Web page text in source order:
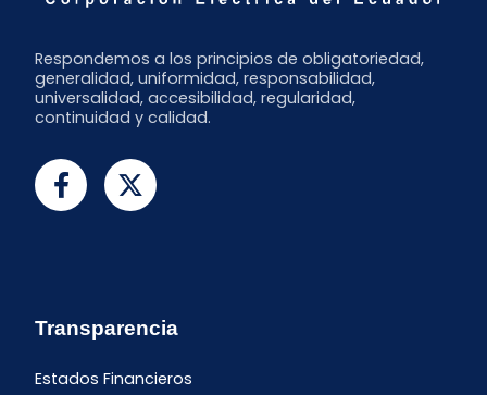
Respondemos a los principios de obligatoriedad,
generalidad, uniformidad, responsabilidad,
universalidad, accesibilidad, regularidad,
continuidad y calidad.
Transparencia
Estados Financieros